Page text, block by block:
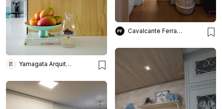
Cavalcante Ferraz Arquitetura + Design
Yamagata Arquitetura